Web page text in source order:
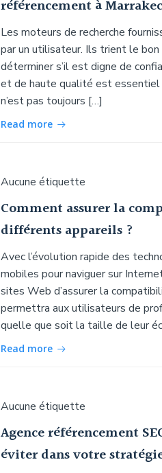
référencement à
Les moteurs de recherche
par un utilisateur. Ils trient le bon
déterminer s’il est digne de
et de haute qualité est
n’est pas toujours […]
Read more
Aucune étiquette
Comment assurer la
différents appareils ?
Avec l’évolution rapide des
mobiles pour naviguer sur
sites Web d’assurer la
permettra aux utilisateurs de
quelle que soit la taille de leur
Read more
Aucune étiquette
Agence référencement
éviter dans votre